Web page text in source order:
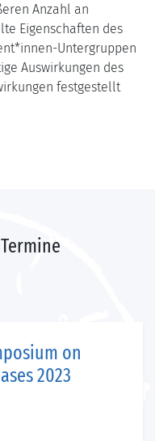
Anzahl an
Eigenschaften des
Untergruppen
Auswirkungen des
festgestellt
on
2023